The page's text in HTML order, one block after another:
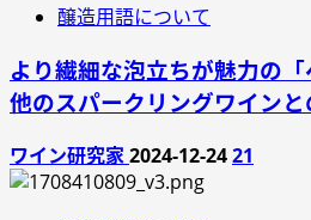
醸造用語について
より繊細な泡立ちが魅力の
他のスパークリングワインと
ワイン研究家2024-12-2421